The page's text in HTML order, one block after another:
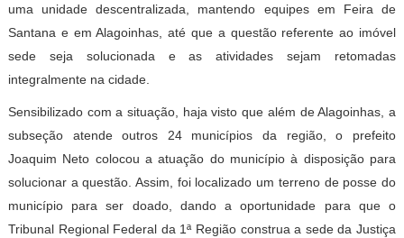
uma unidade descentralizada, mantendo equipes em Feira de
Santana e em Alagoinhas, até que a questão referente ao imóvel
sede seja solucionada e as atividades sejam retomadas
integralmente na cidade.
Sensibilizado com a situação, haja visto que além de Alagoinhas, a
subseção atende outros 24 municípios da região, o prefeito
Joaquim Neto colocou a atuação do município à disposição para
solucionar a questão. Assim, foi localizado um terreno de posse do
município para ser doado, dando a oportunidade para que o
Tribunal Regional Federal da 1ª Região construa a sede da Justiça